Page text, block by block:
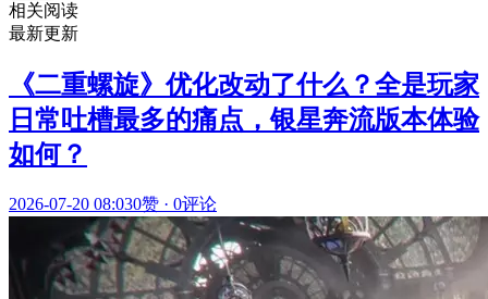
相关阅读
最新更新
《二重螺旋》优化改动了什么？全是玩家
日常吐槽最多的痛点，银星奔流版本体验
如何？
2026-07-20 08:030赞 · 0评论